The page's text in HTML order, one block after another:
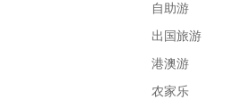
自助游
出国旅游
港澳游
农家乐